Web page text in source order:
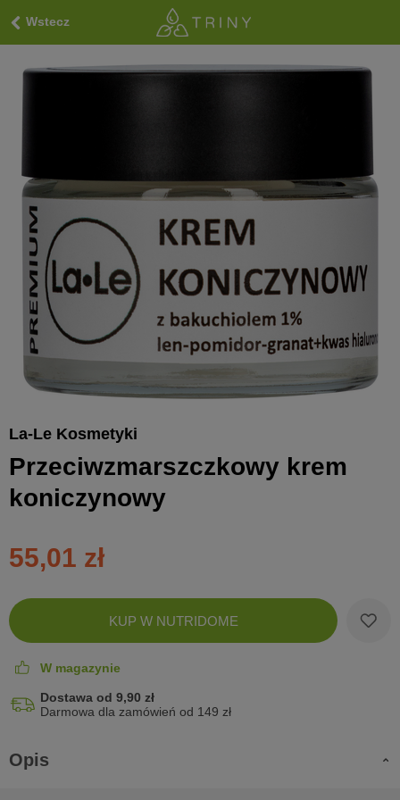
Wstecz
La-Le Kosmetyki
Przeciwzmarszczkowy krem
koniczynowy
55,01 zł
Zobacz
koszyk
KUP W NUTRIDOME
W magazynie
Dostawa od 9,90 zł
Darmowa dla zamówień od 149 zł
Opis